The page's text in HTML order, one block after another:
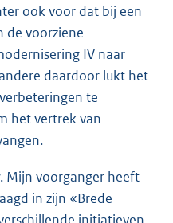
ook voor dat bij een
de voorziene
IV naar
daardoor lukt het
te
het vertrek van
Mijn voorganger heeft
in zijn «Brede
initiatieven